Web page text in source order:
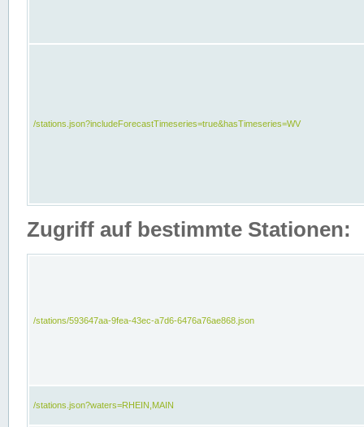
/stations.json?includeForecastTimeseries=true&hasTimeseries=WV
Zugriff auf bestimmte Stationen:
/stations/593647aa-9fea-43ec-a7d6-6476a76ae868.json
/stations.json?waters=RHEIN,MAIN